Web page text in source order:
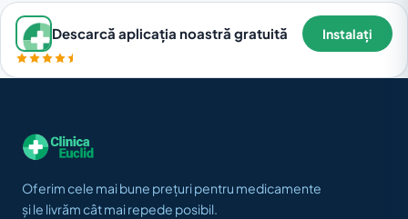
Descarcă aplicația noastră gratuită Instalați
Oferim cele mai bune prețuri pentru medicamente
și le livrăm cât mai repede posibil.